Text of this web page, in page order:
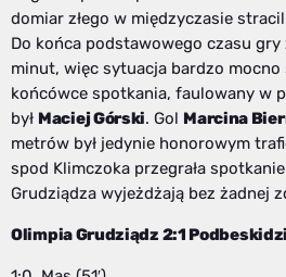
domiar złego w międzyczasie
Do końca podstawowego czasu gry
minut, więc sytuacja bardzo mocno
końcówce spotkania, faulowany w
był Maciej Górski. Gol Marcina
metrów był jedynie honorowym
spod Klimczoka przegrała
Grudziądza wyjeżdżają bez żadnej
Olimpia Grudziądz 2:1